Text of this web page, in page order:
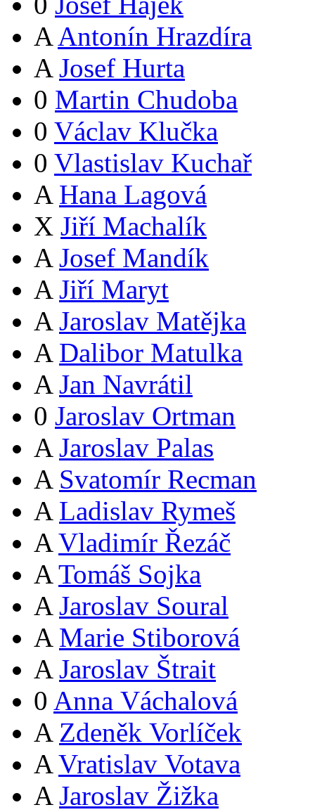
A Antonín Hrazdíra
A Josef Hurta
0 Martin Chudoba
0 Václav Klučka
0 Vlastislav Kuchař
A Hana Lagová
X Jiří Machalík
A Josef Mandík
A Jiří Maryt
A Jaroslav Matějka
A Dalibor Matulka
A Jan Navrátil
0 Jaroslav Ortman
A Jaroslav Palas
A Svatomír Recman
A Ladislav Rymeš
A Vladimír Řezáč
A Tomáš Sojka
A Jaroslav Soural
A Marie Stiborová
A Jaroslav Štrait
0 Anna Váchalová
A Zdeněk Vorlíček
A Vratislav Votava
A Jaroslav Žižka